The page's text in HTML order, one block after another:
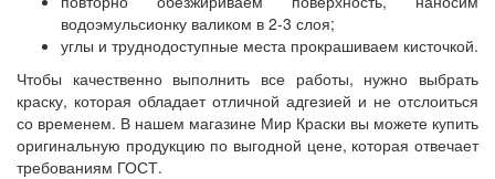
водоэмульсионку валиком в 2-3 слоя;
углы и труднодоступные места прокрашиваем кисточкой.
Чтобы качественно выполнить все работы, нужно выбрать
краску, которая обладает отличной адгезией и не отслоиться
со временем. В нашем магазине Мир Краски вы можете купить
оригинальную продукцию по выгодной цене, которая отвечает
требованиям ГОСТ.